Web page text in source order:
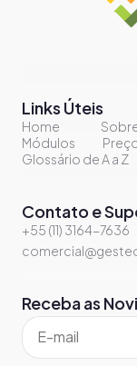
Receba as
Links Úteis
Home
Módulos
Glossário de A a Z
Contato e
+55 (11) 3164-7636